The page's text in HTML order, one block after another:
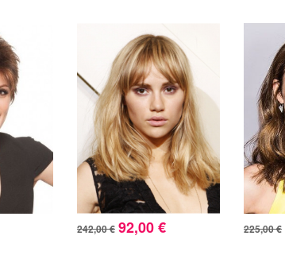
242,00 € 92,00 € 225,00 €